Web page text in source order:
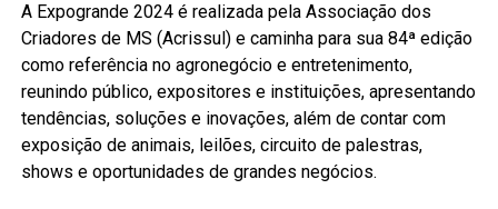
A Expogrande 2024 é realizada pela Associação dos
Criadores de MS (Acrissul) e caminha para sua 84ª edição
como referência no agronegócio e entretenimento,
reunindo público, expositores e instituições, apresentando
tendências, soluções e inovações, além de contar com
exposição de animais, leilões, circuito de palestras,
shows e oportunidades de grandes negócios.